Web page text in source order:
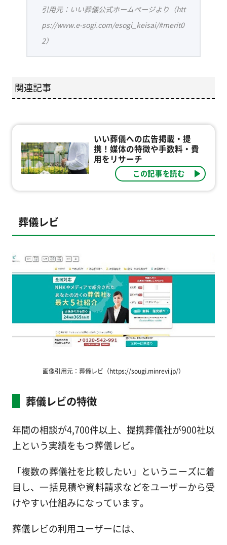
引用元：いい葬儀公式ホームページより（htt
ps://www.e-sogi.com/esogi_keisai/#merit0
2）
関連記事
いい葬儀への広告掲載・提
携！媒体の特徴や手数料・費
用をリサーチ
この記事を読む
葬儀レビ
画像引用元：葬儀レビ（https://sougi.minrevi.jp/）
葬儀レビの特徴
年間の相談が4,700件以上、提携葬儀社が900社以
上という実績をもつ葬儀レビ。
「複数の葬儀社を比較したい」というニーズに着
目し、一括見積や資料請求などをユーザーから受
けやすい仕組みになっています。
葬儀レビの利用ユーザーには、